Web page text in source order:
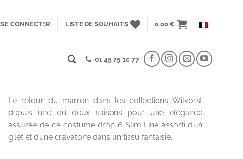
SE CONNECTER LISTE DE SOUHAITS 0,00€
01 45 75 10 77
Le retour du marron dans les collections Wilvorst
depuis une ou deux saisons pour une élégance
assurée de ce costume drop 6 Slim Line assorti d’un
gilet et d’une cravatone dans un tissu fantaisie.